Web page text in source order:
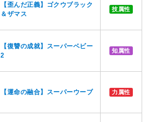
【歪んだ正義】ゴクウブラック
＆ザマス
技属性
【復讐の成就】スーパーベビー
2
知属性
【運命の融合】スーパーウーブ 力属性